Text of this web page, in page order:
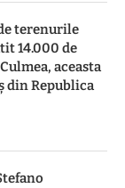
terenurile
14.000 de
aceasta
din Republica